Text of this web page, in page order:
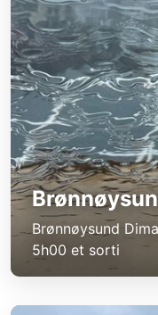
Brønnøysund
5h00 et sorti